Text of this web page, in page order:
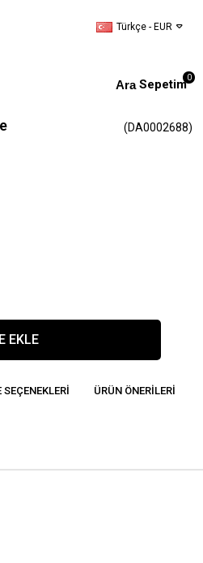
Türkçe - EUR
Sepetim0
(DA0002688)
SEÇENEKLERI ÜRÜN ÖNERILERI